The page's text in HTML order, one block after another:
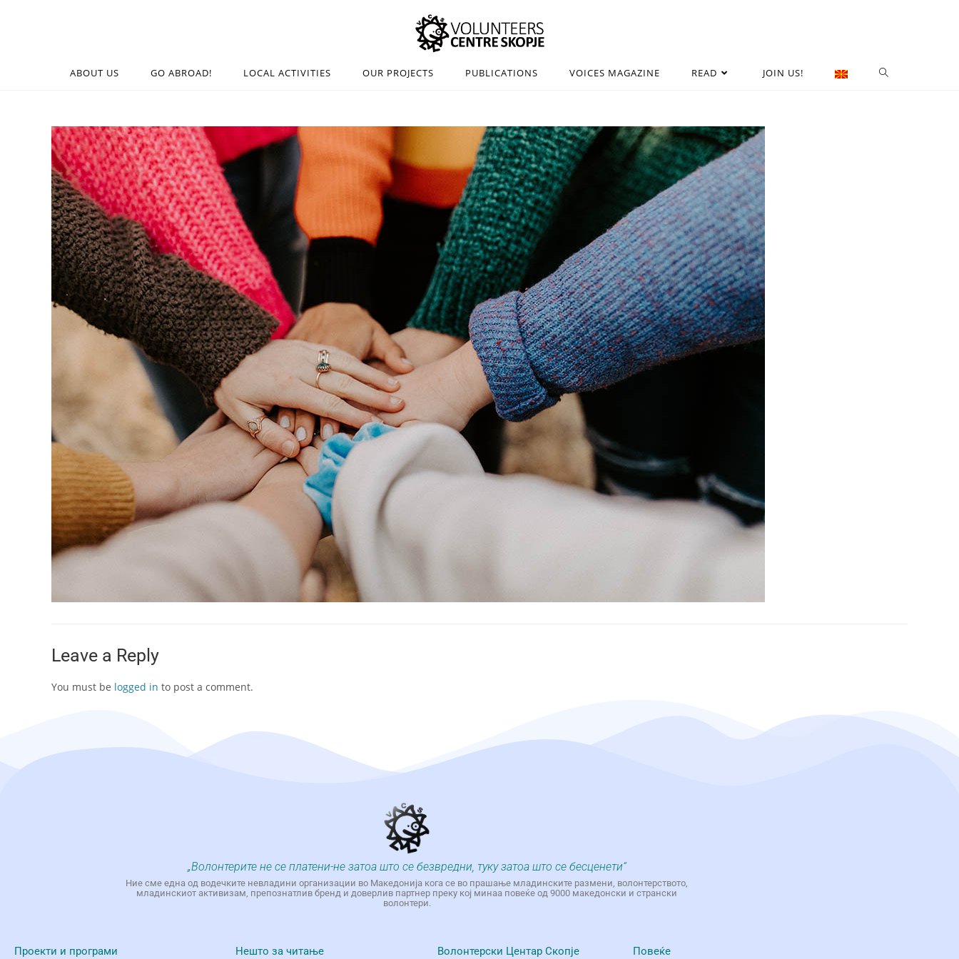
ABOUT US GO ABROAD! LOCAL ACTIVITIES OUR PROJECTS PUBLICATIONS VOICES MAGAZINE READ JOIN US!
Leave a Reply
You must be logged in to post a comment.
„Волонтерите не се платени-не затоа што се безвредни, туку затоа што се бесценети“
Ние сме една од водечките невладини организации во Македонија кога се во прашање младинските размени, волонтерството,
младинскиот активизам, препознатлив бренд и доверлив партнер преку кој минаа повеќе од 9000 македонски и странски
волонтери.
Проекти и програми Нешто за читање Волонтерски Центар Скопје Повеќе